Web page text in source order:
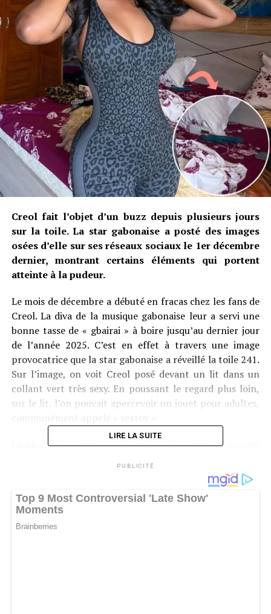
Creol fait l’objet d’un buzz depuis plusieurs jours
sur la toile. La star gabonaise a posté des images
osées d’elle sur ses réseaux sociaux le 1er décembre
dernier, montrant certains éléments qui portent
atteinte à la pudeur.
Le mois de décembre a débuté en fracas chez les fans de
Creol. La diva de la musique gabonaise leur a servi une
bonne tasse de « gbairai » à boire jusqu’au dernier jour
de l’année 2025. C’est en effet à travers une image
provocatrice que la star gabonaise a réveillé la toile 241.
Sur l’image, on voit Creol posé devant un lit dans un
collant vert très sexy. En poussant le regard plus loin,
sur le lit, l’on pouvait apercevoir un jouet pour adultes,
La photo du sextoy en question a fait couler beaucoup
ce jouet pour satisfaire ses pulsions sexuelles. D’autres
ont profité de l’occasion pour demander à Creol de se
marier. Face à tous ces commentaires, la star gabonaise
ne s’est même pas empressée de se justifier. Elle garde
toujours sa sérénité, montrant ainsi aux internautes que
LIRE LA SUITE
PUBLICITÉ